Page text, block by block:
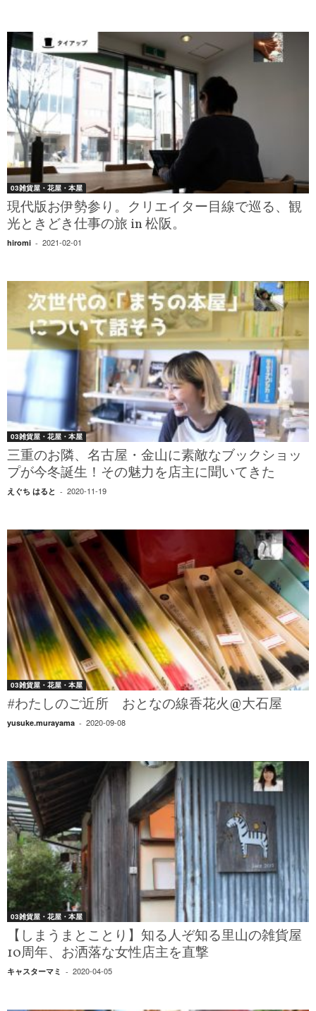
03雑貨屋・花屋・本屋
現代版お伊勢参り。クリエイター目線で巡る、観
光ときどき仕事の旅 in 松阪。
hiromi - 2021-02-01
03雑貨屋・花屋・本屋
三重のお隣、名古屋・金山に素敵なブックショッ
プが今冬誕生！その魅力を店主に聞いてきた
えぐち はると - 2020-11-19
03雑貨屋・花屋・本屋
#わたしのご近所 おとなの線香花火@大石屋
yusuke.murayama - 2020-09-08
03雑貨屋・花屋・本屋
【しまうまとことり】知る人ぞ知る里山の雑貨屋
10周年、お洒落な女性店主を直撃
キャスターマミ - 2020-04-05